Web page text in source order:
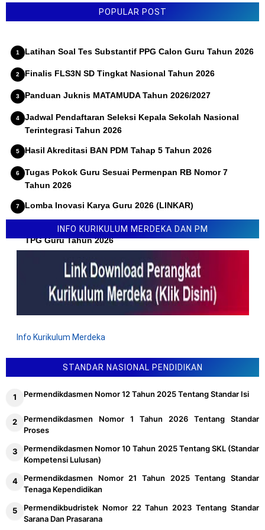
POPULAR POST
Latihan Soal Tes Substantif PPG Calon Guru Tahun 2026
Finalis FLS3N SD Tingkat Nasional Tahun 2026
Panduan Juknis MATAMUDA Tahun 2026/2027
Jadwal Pendaftaran Seleksi Kepala Sekolah Nasional
Terintegrasi Tahun 2026
Hasil Akreditasi BAN PDM Tahap 5 Tahun 2026
Tugas Pokok Guru Sesuai Permenpan RB Nomor 7
Tahun 2026
Lomba Inovasi Karya Guru 2026 (LINKAR)
Permendikdasmen Nomor 10 Tahun 2026 Tentang Juknis
TPG Guru Tahun 2026
INFO KURIKULUM MERDEKA DAN PM
Info Kurikulum Merdeka
STANDAR NASIONAL PENDIDIKAN
Permendikdasmen Nomor 12 Tahun 2025 Tentang Standar Isi
Permendikdasmen Nomor 1 Tahun 2026 Tentang Standar
Proses
Permendikdasmen Nomor 10 Tahun 2025 Tentang SKL (Standar
Kompetensi Lulusan)
Permendikdasmen Nomor 21 Tahun 2025 Tentang Standar
Tenaga Kependidikan
Permendikbudristek Nomor 22 Tahun 2023 Tentang Standar
Sarana Dan Prasarana